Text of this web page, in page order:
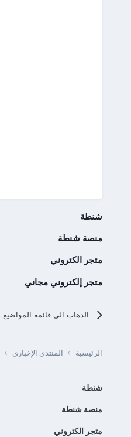
شنطة
منصة شنطة
متجر الكتروني
متجر إلكتروني مجاني
الذهاب الي قائمه المواضيع
الرئيسية المنتدى الإخبارى
شنطة
منصة شنطة
متجر الكتروني